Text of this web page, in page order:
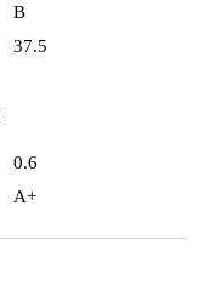
B
37.5
0.6
A+